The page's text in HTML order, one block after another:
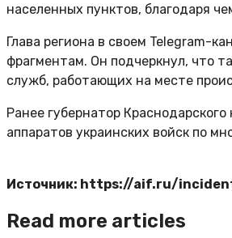
населенных пунктов, благодаря
Глава региона в своем Telegram-
фрагментам. Он подчеркнул, что
служб, работающих на месте
Ранее губернатор
аппаратов украинских войск по
Источник: https://aif.ru/
Read more articles